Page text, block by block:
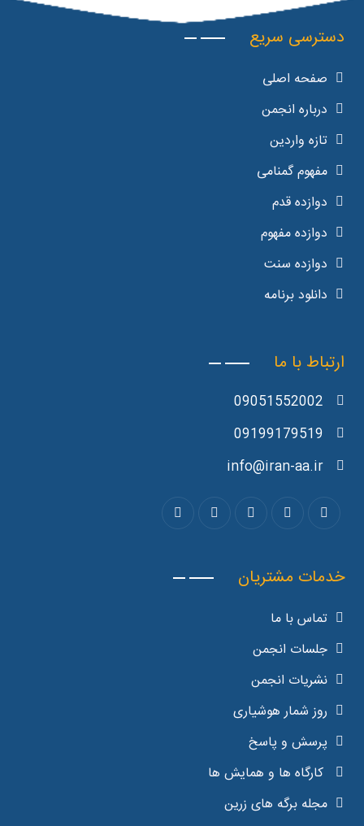
دسترسی سریع
صفحه اصلی
درباره انجمن
تازه واردین
مفهوم گمنامی
دوازده قدم
دوازده مفهوم
دوازده سنت
دانلود برنامه
ارتباط با ما
09051552002
09199179519
info@iran-aa.ir
خدمات مشتریان
تماس با ما
جلسات انجمن
نشریات انجمن
روز شمار هوشیاری
پرسش و پاسخ
کارگاه ها و همایش ها
مجله برگه های زرین